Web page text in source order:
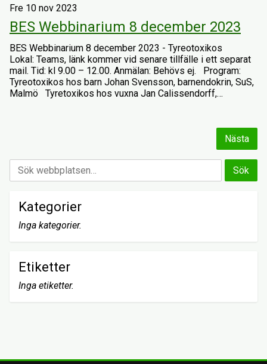
Fre 10 nov 2023
BES Webbinarium 8 december 2023
BES Webbinarium 8 december 2023 - Tyreotoxikos
Lokal: Teams, länk kommer vid senare tillfälle i ett separat
mail. Tid: kl 9.00 – 12.00. Anmälan: Behövs ej. Program:
Tyreotoxikos hos barn Johan Svensson, barnendokrin, SuS,
Malmö Tyretoxikos hos vuxna Jan Calissendorff,…
Nästa
Kategorier
Inga kategorier.
Etiketter
Inga etiketter.